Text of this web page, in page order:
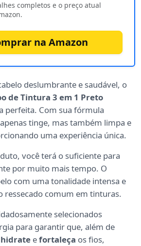
completos e o preço atual
na Amazon
deslumbrante e saudável, o
de Tintura 3 em 1 Preto
perfeita. Com sua fórmula
tinge, mas também limpa e
uma experiência única.
você terá o suficiente para
por muito mais tempo. O
com uma tonalidade intensa e
ressecado comum em tinturas.
selecionados
para garantir que, além de
hidrate efortaleça os fios,